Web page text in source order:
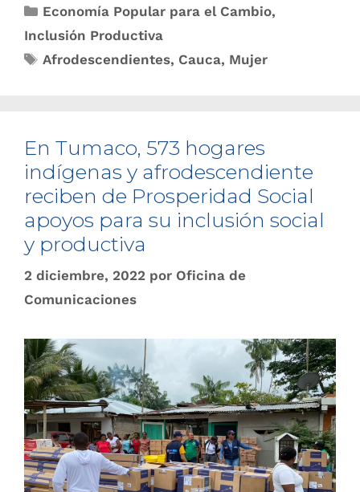
Economía Popular para el Cambio,
Inclusión Productiva
Afrodescendientes, Cauca, Mujer
En Tumaco, 573 hogares
indígenas y afrodescendiente
reciben de Prosperidad Social
apoyos para su inclusión social
y productiva
2 diciembre, 2022 por Oficina de
Comunicaciones